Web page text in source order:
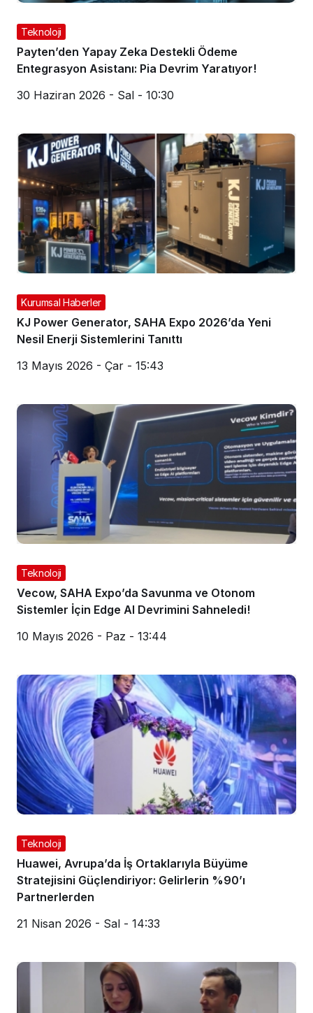
Teknoloji
Payten’den Yapay Zeka Destekli Ödeme
Entegrasyon Asistanı: Pia Devrim Yaratıyor!
30 Haziran 2026 - Sal - 10:30
Kurumsal Haberler
KJ Power Generator, SAHA Expo 2026’da Yeni
Nesil Enerji Sistemlerini Tanıttı
13 Mayıs 2026 - Çar - 15:43
Teknoloji
Vecow, SAHA Expo’da Savunma ve Otonom
Sistemler İçin Edge AI Devrimini Sahneledi!
10 Mayıs 2026 - Paz - 13:44
Teknoloji
Huawei, Avrupa’da İş Ortaklarıyla Büyüme
Stratejisini Güçlendiriyor: Gelirlerin %90’ı
Partnerlerden
21 Nisan 2026 - Sal - 14:33